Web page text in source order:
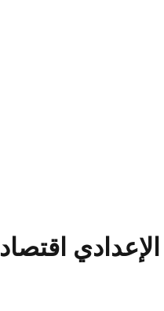
اقتصاد 2027